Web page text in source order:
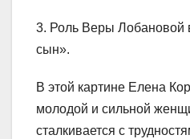
3. Роль Веры
сын».
В этой картине Елена
молодой и сильной
сталкивается с